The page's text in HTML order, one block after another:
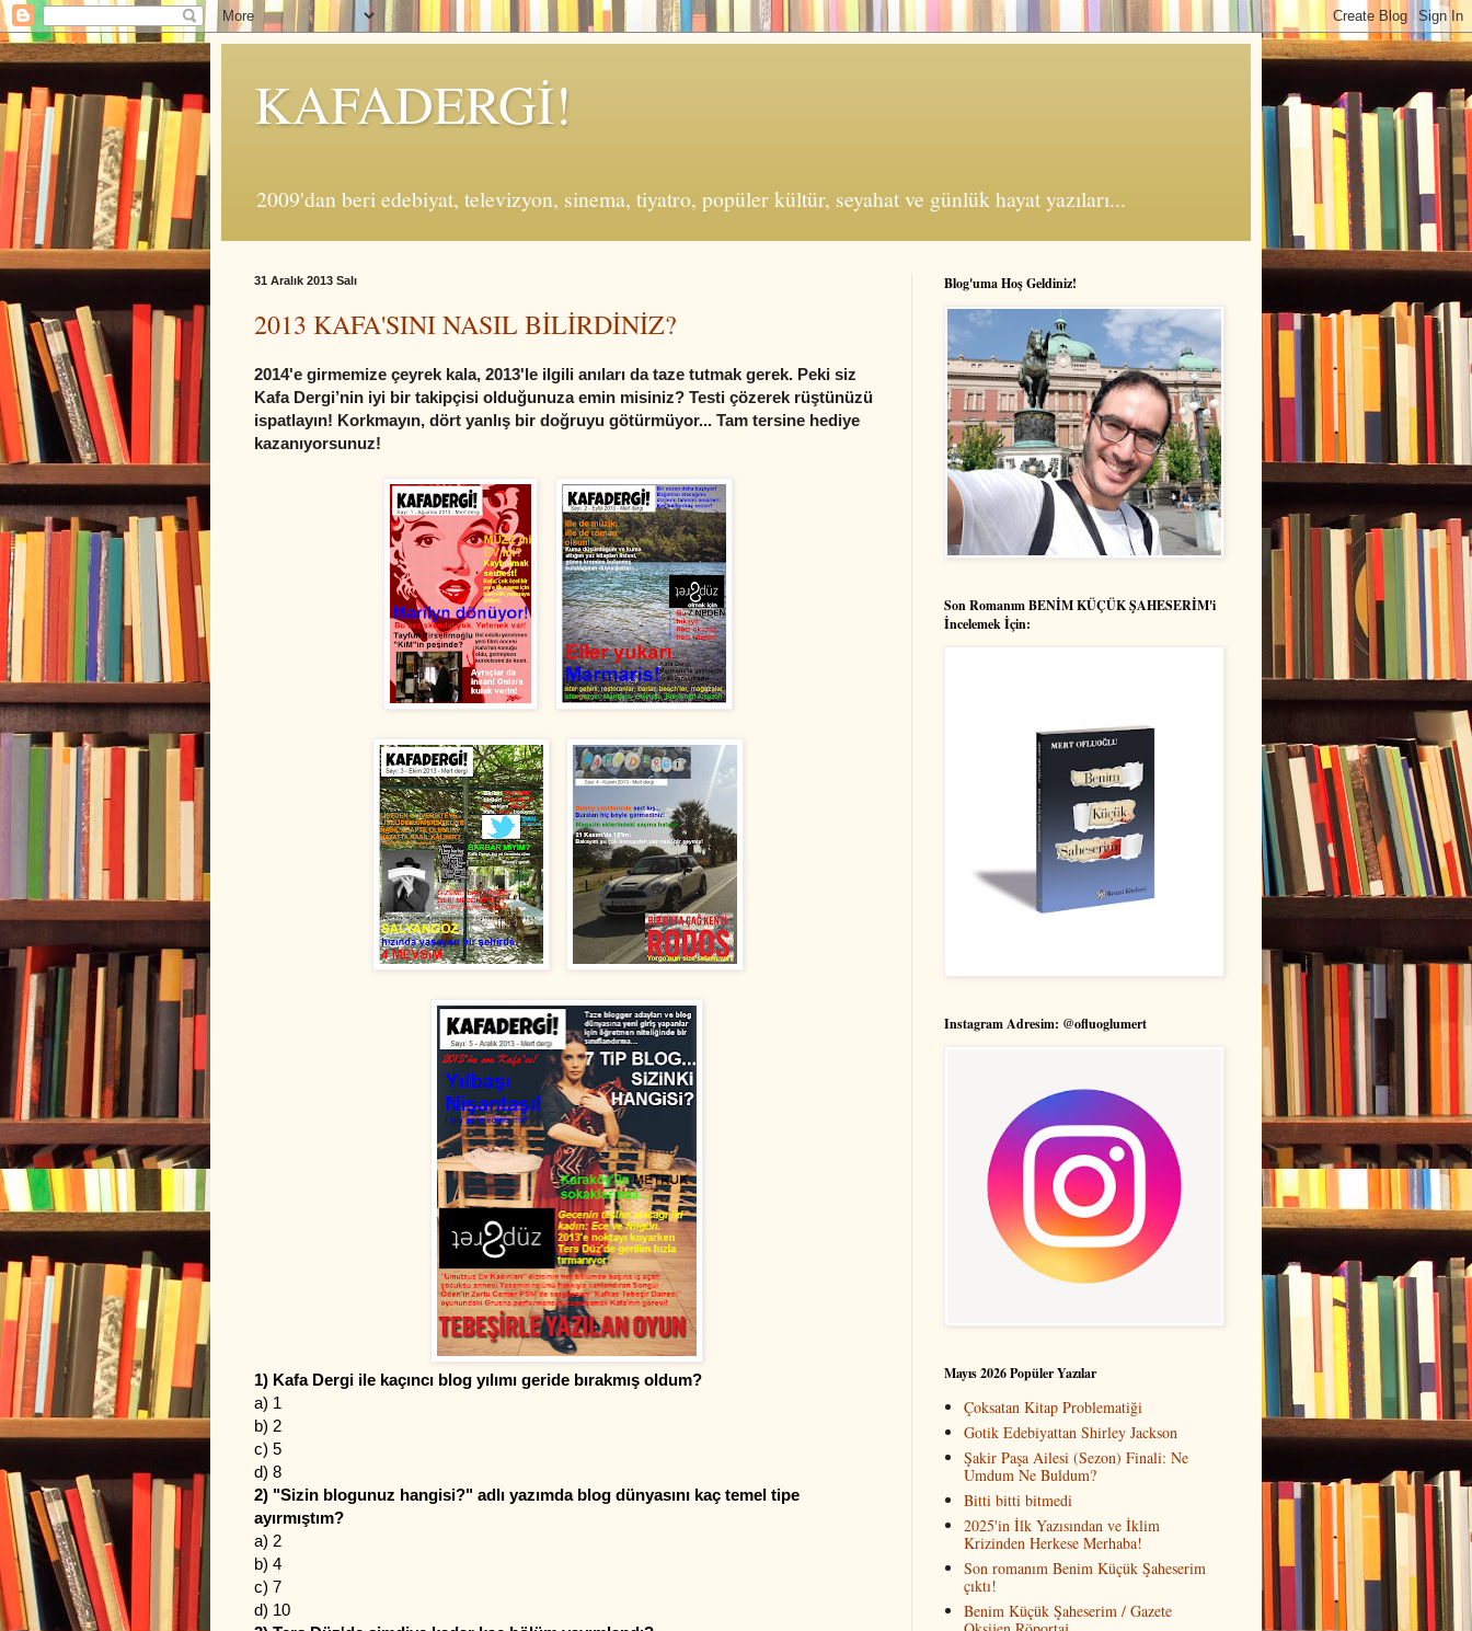
KAFADERGİ!
2009'dan beri edebiyat, televizyon, sinema, tiyatro, popüler kültür, seyahat ve günlük hayat yazıları...
31 Aralık 2013 Salı
2013 KAFA'SINI NASIL BİLİRDİNİZ?
2014'e girmemize çeyrek kala, 2013'le ilgili anıları da taze tutmak gerek. Peki siz
Kafa Dergi’nin iyi bir takipçisi olduğunuza emin misiniz? Testi çözerek rüştünüzü
ispatlayın! Korkmayın, dört yanlış bir doğruyu götürmüyor... Tam tersine hediye
kazanıyorsunuz!
1) Kafa Dergi ile kaçıncı blog yılımı geride bırakmış oldum?
a) 1
b) 2
c) 5
d) 8
2) "Sizin blogunuz hangisi?" adlı yazımda blog dünyasını kaç temel tipe
ayırmıştım?
a) 2
b) 4
c) 7
d) 10
Blog'uma Hoş Geldiniz!
Son Romanım BENİM KÜÇÜK ŞAHESERİM'i
İncelemek İçin:
Instagram Adresim: @ofluoglumert
Mayıs 2026 Popüler Yazılar
Çoksatan Kitap Problematiği
Gotik Edebiyattan Shirley Jackson
Şakir Paşa Ailesi (Sezon) Finali: Ne
Umdum Ne Buldum?
Bitti bitti bitmedi
2025'in İlk Yazısından ve İklim
Krizinden Herkese Merhaba!
Son romanım Benim Küçük Şaheserim
çıktı!
Benim Küçük Şaheserim / Gazete